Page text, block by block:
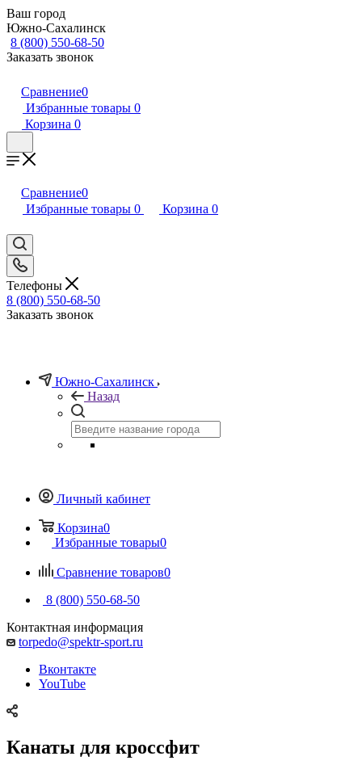
Ваш город
Южно-Сахалинск
8 (800) 550-68-50
Заказать звонок
Сравнение0
Избранные товары 0
Корзина 0
Сравнение0
Избранные товары 0 Корзина 0
Телефоны
8 (800) 550-68-50
Заказать звонок
Южно-Сахалинск
Назад
Личный кабинет
Корзина0
Избранные товары0
Сравнение товаров0
8 (800) 550-68-50
Контактная информация
torpedo@spektr-sport.ru
Вконтакте
YouTube
Канаты для кроссфит